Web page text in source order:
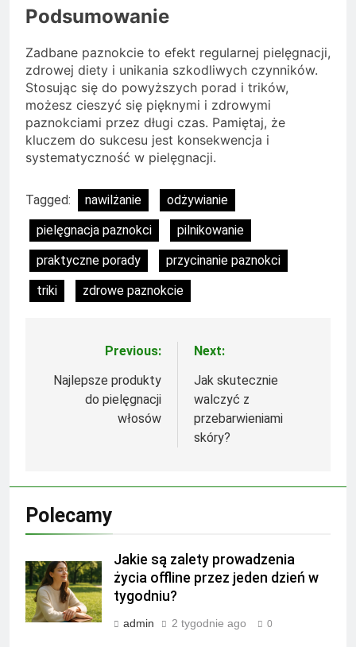
Podsumowanie
Zadbane paznokcie to efekt regularnej pielęgnacji,
zdrowej diety i unikania szkodliwych czynników.
Stosując się do powyższych porad i trików,
możesz cieszyć się pięknymi i zdrowymi
paznokciami przez długi czas. Pamiętaj, że
kluczem do sukcesu jest konsekwencja i
systematyczność w pielęgnacji.
Tagged: nawilżanie
odżywianie
pielęgnacja paznokci
pilnikowanie
praktyczne porady
przycinanie paznokci
triki
zdrowe paznokcie
Nawigacja
wpisu
Previous:
Najlepsze produkty
do pielęgnacji
włosów
Next:
Jak skutecznie
walczyć z
przebarwieniami
skóry?
Polecamy
Jakie są zalety prowadzenia
życia offline przez jeden dzień w
tygodniu?
admin 2 tygodnie ago 0